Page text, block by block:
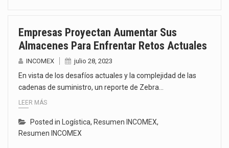
El Departamento de Agricultura de Estados Unidos (USDA) suspendió el 5 de agosto de 2026…
Empresas Proyectan Aumentar Sus
Almacenes Para Enfrentar Retos Actuales
INCOMEX julio 28, 2023
En vista de los desafíos actuales y la complejidad de las
cadenas de suministro, un reporte de Zebra…
LEER MÁS
Posted in Logística, Resumen INCOMEX,
Resumen INCOMEX